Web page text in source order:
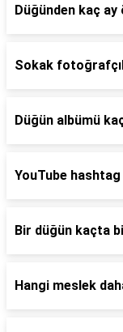
Düğünden kaç ay
Sokak
Düğün albümü
YouTube
Bir düğün kaçta
Hangi meslek